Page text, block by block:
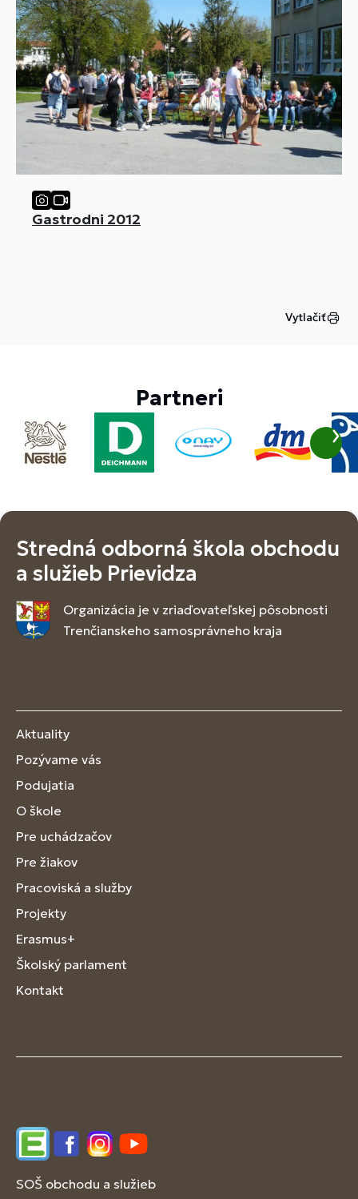
Gastrodni 2012
Vytlačiť
Partneri
Stredná odborná škola obchodu
a služieb Prievidza
Organizácia je v zriaďovateľskej pôsobnosti
Trenčianskeho samosprávneho kraja
Aktuality
Pozývame vás
Podujatia
O škole
Pre uchádzačov
Pre žiakov
Pracoviská a služby
Projekty
Erasmus+
Školský parlament
Kontakt
EdupageFacebookInstagram
YouTube
SOŠ obchodu a služieb